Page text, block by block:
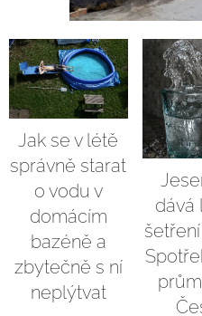
Jak se v létě
správně starat
o vodu v
domácím
bazéně a
zbytečně s ní
neplýtvat
dává